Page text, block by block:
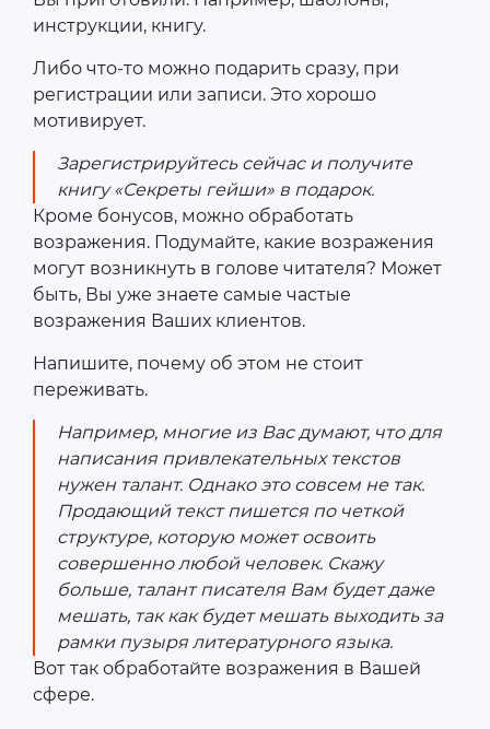
инструкции, книгу.
Либо что-то можно подарить сразу, при
регистрации или записи. Это хорошо
мотивирует.
Зарегистрируйтесь сейчас и получите
книгу «Секреты гейши» в подарок.
Кроме бонусов, можно обработать
возражения. Подумайте, какие возражения
могут возникнуть в голове читателя? Может
быть, Вы уже знаете самые частые
возражения Ваших клиентов.
Напишите, почему об этом не стоит
переживать.
Например, многие из Вас думают, что для
написания привлекательных текстов
нужен талант. Однако это совсем не так.
Продающий текст пишется по четкой
структуре, которую может освоить
совершенно любой человек. Скажу
больше, талант писателя Вам будет даже
мешать, так как будет мешать выходить за
рамки пузыря литературного языка.
Вот так обработайте возражения в Вашей
сфере.